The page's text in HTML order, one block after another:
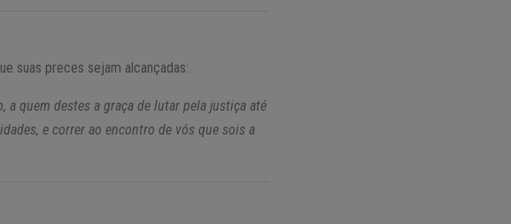
suas preces sejam alcançadas:
a quem destes a graça de lutar pela justiça até
e correr ao encontro de vós que sois a